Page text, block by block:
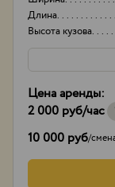
Длина
Высота кузова
Цена аренды:
2 000 руб/час
10 000 руб/